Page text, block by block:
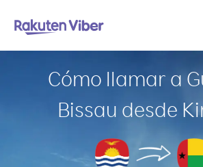
Cómo llamar a
Bissau desde